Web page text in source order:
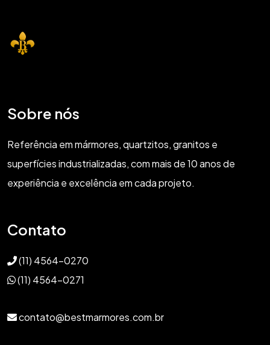
Sobre nós
Referência em mármores, quartzitos, granitos e
superfícies industrializadas, com mais de 10 anos de
experiência e excelência em cada projeto.
Contato
(11) 4564-0270
(11) 4564-0271
contato@bestmarmores.com.br